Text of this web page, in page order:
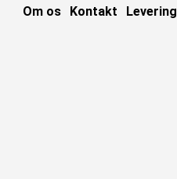
Om os
Kontakt Levering